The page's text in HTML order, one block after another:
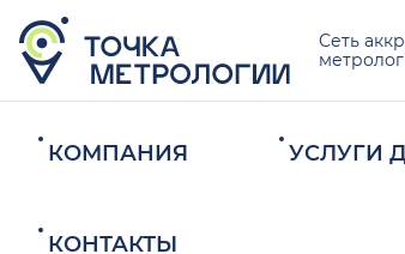
Сеть
КОМПАНИЯ УСЛУГИ
КОНТАКТЫ